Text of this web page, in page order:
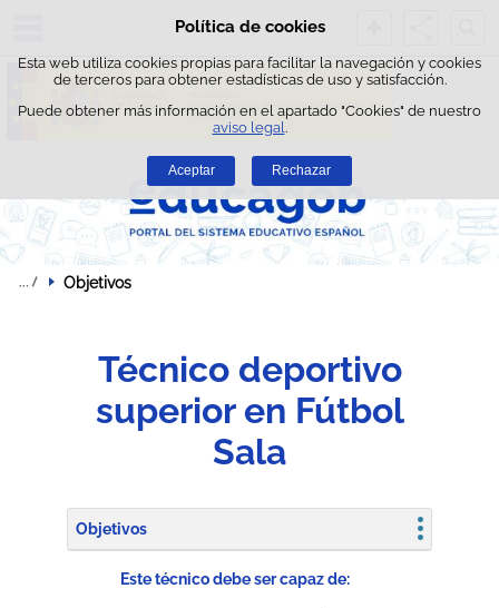
Política de cookies
Esta web utiliza cookies propias para facilitar la navegación y cookies
de terceros para obtener estadísticas de uso y satisfacción.
Puede obtener más información en el apartado "Cookies" de nuestro
aviso legal .
Aceptar Rechazar
Saltar al contenido
Objetivos
Técnico deportivo
superior en Fútbol
Sala
Objetivos
Este técnico debe ser capaz de: